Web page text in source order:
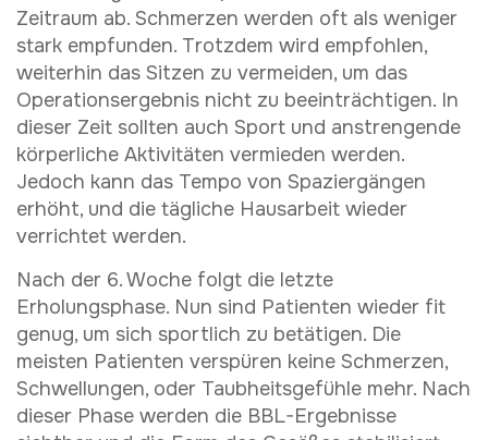
Zeitraum ab. Schmerzen werden oft als weniger
stark empfunden. Trotzdem wird empfohlen,
weiterhin das Sitzen zu vermeiden, um das
Operationsergebnis nicht zu beeinträchtigen. In
dieser Zeit sollten auch Sport und anstrengende
körperliche Aktivitäten vermieden werden.
Jedoch kann das Tempo von Spaziergängen
erhöht, und die tägliche Hausarbeit wieder
verrichtet werden.
Nach der 6. Woche folgt die letzte
Erholungsphase. Nun sind Patienten wieder fit
genug, um sich sportlich zu betätigen. Die
meisten Patienten verspüren keine Schmerzen,
Schwellungen, oder Taubheitsgefühle mehr. Nach
dieser Phase werden die BBL-Ergebnisse